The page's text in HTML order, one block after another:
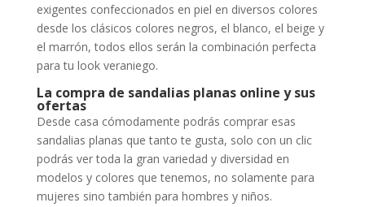
exigentes confeccionados en piel en diversos colores
desde los clásicos colores negros, el blanco, el beige y
el marrón, todos ellos serán la combinación perfecta
para tu look veraniego.
La compra de sandalias planas online y sus
ofertas
Desde casa cómodamente podrás comprar esas
sandalias planas que tanto te gusta, solo con un clic
podrás ver toda la gran variedad y diversidad en
modelos y colores que tenemos, no solamente para
mujeres sino también para hombres y niños.